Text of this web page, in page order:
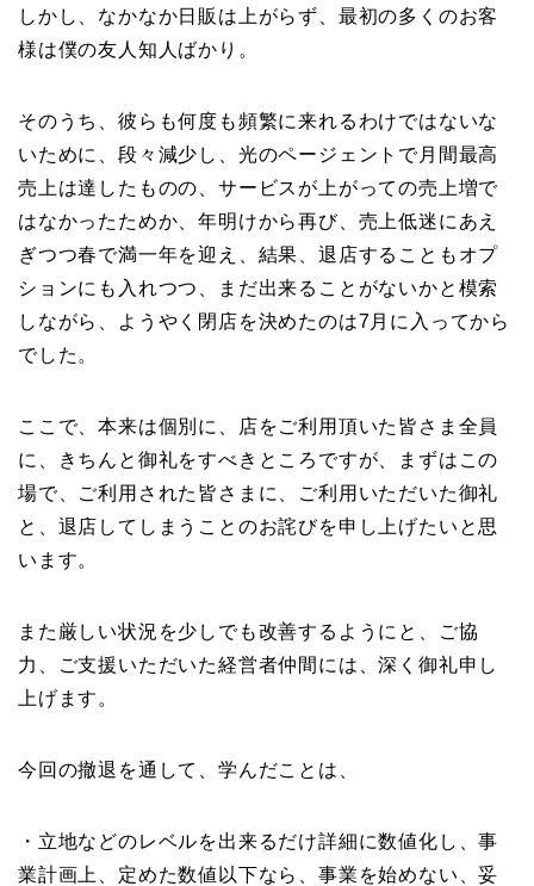
しかし、なかなか日販は上がらず、最初の多くのお客
様は僕の友人知人ばかり。
そのうち、彼らも何度も頻繁に来れるわけではないな
いために、段々減少し、光のページェントで月間最高
売上は達したものの、サービスが上がっての売上増で
はなかったためか、年明けから再び、売上低迷にあえ
ぎつつ春で満一年を迎え、結果、退店することもオプ
ションにも入れつつ、まだ出来ることがないかと模索
しながら、ようやく閉店を決めたのは7月に入ってから
でした。
ここで、本来は個別に、店をご利用頂いた皆さま全員
に、きちんと御礼をすべきところですが、まずはこの
場で、ご利用された皆さまに、ご利用いただいた御礼
と、退店してしまうことのお詫びを申し上げたいと思
います。
また厳しい状況を少しでも改善するようにと、ご協
力、ご支援いただいた経営者仲間には、深く御礼申し
上げます。
今回の撤退を通して、学んだことは、
・立地などのレベルを出来るだけ詳細に数値化し、事
業計画上、定めた数値以下なら、事業を始めない、妥